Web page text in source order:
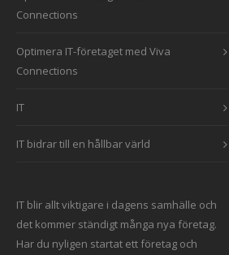
Connections
Optimera IT-företaget med Viva
Connections
IT
IT bidrar till en hållbar värld
IT blir allt viktigare i dagens samhälle och
det kommer ständigt många nya företag.
Har du nyligen startat ett företag och